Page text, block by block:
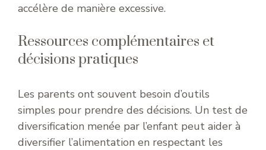
accélère de manière excessive.
Ressources complémentaires et
décisions pratiques
Les parents ont souvent besoin d’outils
simples pour prendre des décisions. Un test de
diversification menée par l’enfant peut aider à
diversifier l’alimentation en respectant les